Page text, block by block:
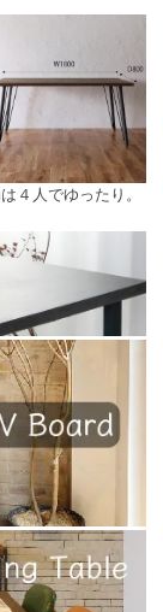
４人でゆったり。